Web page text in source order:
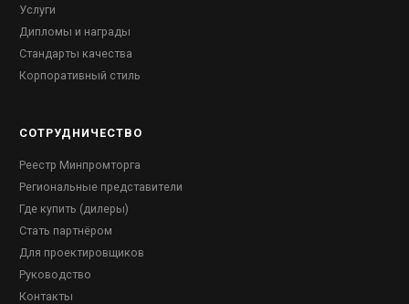
Услуги
Дипломы и награды
Стандарты качества
Корпоративный стиль
СОТРУДНИЧЕСТВО
Реестр Минпромторга
Региональные представители
Где купить (дилеры)
Стать партнёром
Для проектировщиков
Руководство
Контакты